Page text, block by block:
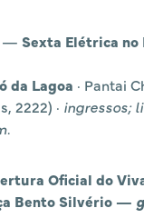
— Sexta Elétrica no
da Lagoa · Pantai
2222) · ingressos;
.
Oficial do
Bento Silvério —